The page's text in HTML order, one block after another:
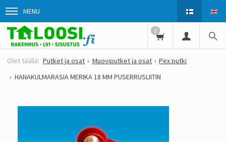
MENU
0
Putket ja osat Muoviputket ja osat
Pex putki
HANAKULMARASIA MERIKA 18 MM PUSERRUSLIITIN